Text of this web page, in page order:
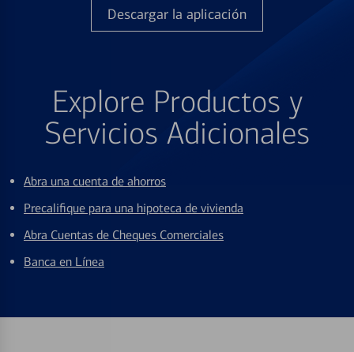
Descargar la aplicación
Explore Productos y
Servicios Adicionales
Abra una cuenta de ahorros
Precalifique para una hipoteca de vivienda
Abra Cuentas de Cheques Comerciales
Banca en Línea